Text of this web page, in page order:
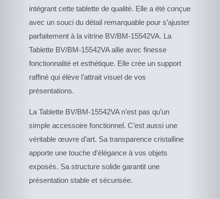
intégrant cette tablette de qualité. Elle a été conçue
avec un souci du détail remarquable pour s’ajuster
parfaitement à la vitrine BV/BM-15542VA. La
Tablette BV/BM-15542VA allie avec finesse
fonctionnalité et esthétique. Elle crée un support
raffiné qui élève l’attrait visuel de vos
présentations.
La Tablette BV/BM-15542VA n’est pas qu’un
simple accessoire fonctionnel. C’est aussi une
véritable œuvre d’art. Sa transparence cristalline
apporte une touche d’élégance à vos objets
exposés. Sa structure solide garantit une
présentation stable et sécurisée.